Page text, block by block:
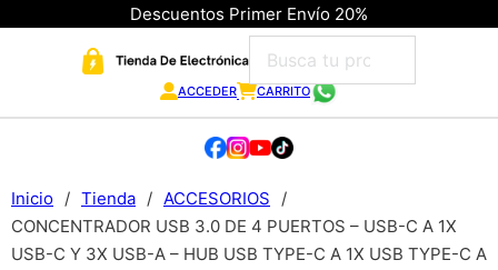
Descuentos Primer Envío 20%
ACCEDER CARRITO
Inicio / Tienda / ACCESORIOS
/
CONCENTRADOR USB 3.0 DE 4 PUERTOS – USB-C A 1X
USB-C Y 3X USB-A – HUB USB TYPE-C A 1X USB TYPE-C A